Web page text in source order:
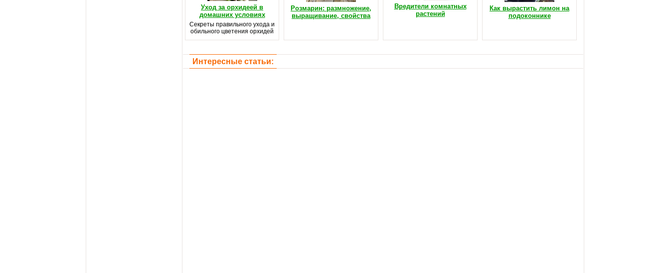
Уход за орхидеей в
домашних условиях
Секреты правильного ухода и
обильного цветения орхидей
Розмарин: размножение,
выращивание, свойства
Вредители комнатных
растений
Как вырастить лимон на
подоконнике
Интересные статьи: